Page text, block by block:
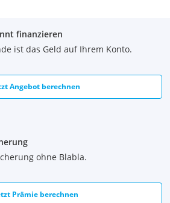
(UDW) -Warnung bei unruhiger
mit 8 Hochleistungslautsprechern
finanzieren
ist das Geld auf Ihrem Konto.
Angebot berechnen
ohne Blabla.
Prämie berechnen